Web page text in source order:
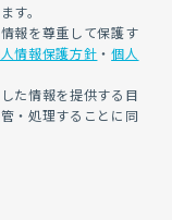
す。
報を尊重して保護す
情報保護方針 ・個人
た情報を提供する目
・処理することに同